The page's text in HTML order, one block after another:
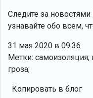
Следите за
узнавайте обо всем,
31 мая 2020 в 09:36
Метки: самоизоляция;
гроза;
Копировать в блог